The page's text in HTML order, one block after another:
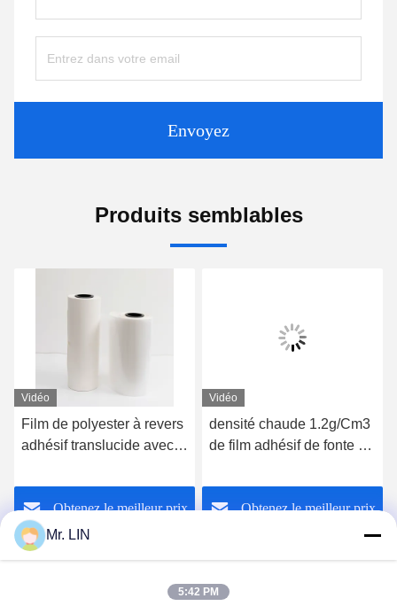
Envoyez
Produits semblables
Vidéo
Film de polyester à revers
adhésif translucide avec
libération/résistance à la
traction 3.5MPa
Obtenez le meilleur prix
Vidéo
densité chaude 1.2g/Cm3
de film adhésif de fonte de
D'EXPLOSION élastique
avec le papier de
Obtenez le meilleur prix
Mr. LIN
5:42 PM